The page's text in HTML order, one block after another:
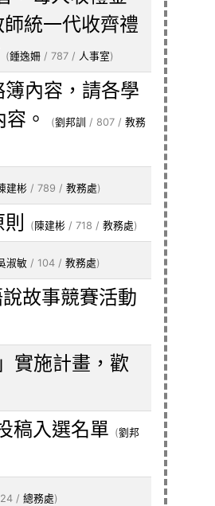
統一代收齊禮
(鍾逸姍/ 787 / 人事室)
內容，請各學
。
(劉邦訓 / 807 / 教務
建彬 / 789 /教務處)
(陳建彬 / 718 /教務處)
淑敏 / 104 /教務處)
故事競賽活動
實施計畫，歡
稿入選名單 (劉邦
/總務處)